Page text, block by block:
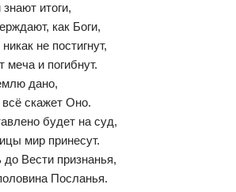
итоги,
как Боги,
не постигнут,
меча и погибнут.
дано,
скажет Оно.
будет на суд,
мир принесут.
Вести признанья,
Посланья.